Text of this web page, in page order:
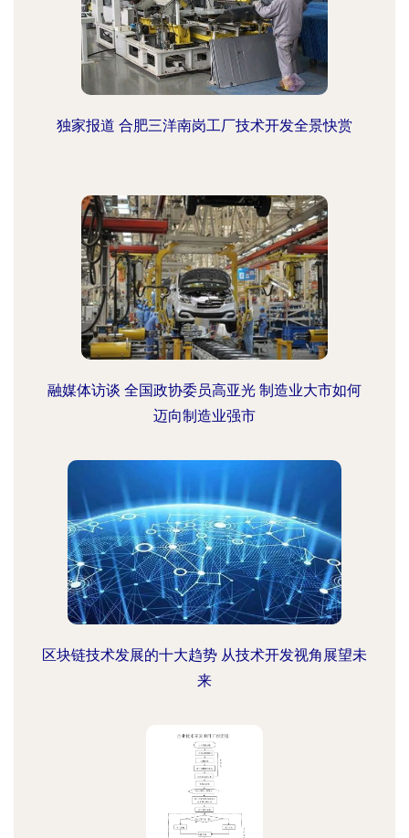
独家报道 合肥三洋南岗工厂技术开发全景快赏
融媒体访谈 全国政协委员高亚光 制造业大市如何
迈向制造业强市
区块链技术发展的十大趋势 从技术开发视角展望未
来